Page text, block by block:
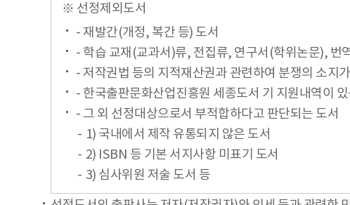
※ 선정제외도서
- 재발간(개정, 복간 등) 도서
- 학습 교재(교과서)류, 전집류, 연구서(학위논문), 번
- 저작권법 등의 지적재산권과 관련하여 분쟁의 소지
- 한국출판문화산업진흥원 세종도서 기 지원내역이 있
- 그 외 선정대상으로서 부적합하다고 판단되는 도서
1) 국내에서 제작 유통되지 않은 도서
2) ISBN 등 기본 서지사항 미표기 도서
3) 심사위원 저술 도서 등